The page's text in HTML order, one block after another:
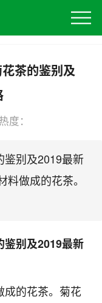
茶的鉴别及
：
鉴别及2019最新
做成的花茶。
鉴别及2019最新
成的花茶。菊花